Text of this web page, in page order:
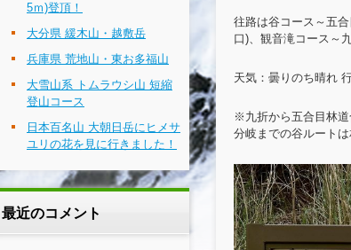
往路は谷コース～五
口)、観音滝コース～
天気：曇りのち晴れ
※九折から五合目林道
分岐までの谷ルート
5ｍ)登頂！
大分県 緩木山・越敷岳
兵庫県 荒地山・東お多福山
大雪山系 トムラウシ山 短縮
登山コース
日本百名山 大朝日岳にヒメサ
ユリの花を見に行きました！
最近のコメント